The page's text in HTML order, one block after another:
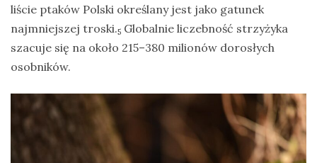
liście ptaków Polski określany jest jako gatunek
najmniejszej troski.5 Globalnie liczebność strzyżyka
szacuje się na około 215–380 milionów dorosłych
osobników.